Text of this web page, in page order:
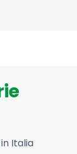
Italia